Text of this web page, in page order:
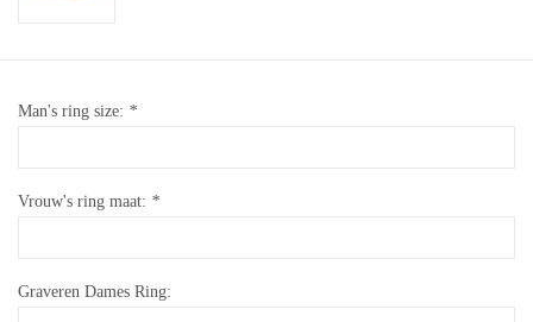
Man's ring size: *
Vrouw's ring maat: *
Graveren Dames Ring: